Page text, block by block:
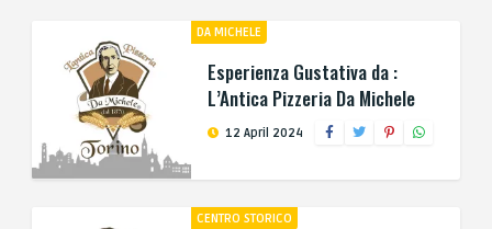
DA MICHELE
Esperienza Gustativa da :
L’Antica Pizzeria Da Michele
12 April 2024
CENTRO STORICO